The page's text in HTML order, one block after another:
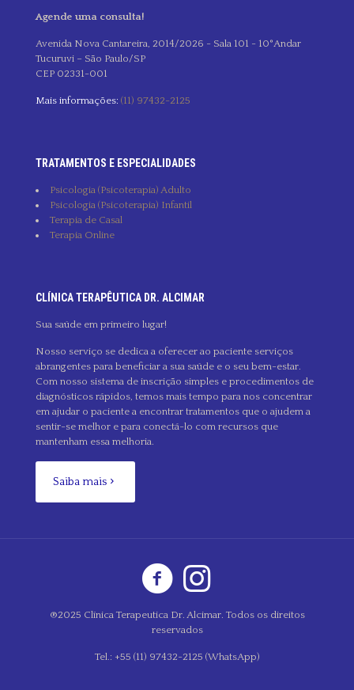
Agende uma consulta!
Avenida Nova Cantareira, 2014/2026 - Sala 101 - 10°Andar
Tucuruvi – São Paulo/SP
CEP 02331-001
Mais informações: (11) 97432-2125
TRATAMENTOS E ESPECIALIDADES
Psicologia (Psicoterapia) Adulto
Psicologia (Psicoterapia) Infantil
Terapia de Casal
Terapia Online
CLÍNICA TERAPÊUTICA DR. ALCIMAR
Sua saúde em primeiro lugar!
Nosso serviço se dedica a oferecer ao paciente serviços
abrangentes para beneficiar a sua saúde e o seu bem-estar.
Com nosso sistema de inscrição simples e procedimentos de
diagnósticos rápidos, temos mais tempo para nos concentrar
em ajudar o paciente a encontrar tratamentos que o ajudem a
sentir-se melhor e para conectá-lo com recursos que
mantenham essa melhoria.
Saiba mais
®2025 Clínica Terapeutica Dr. Alcimar. Todos os direitos
reservados
Tel.: +55 (11) 97432-2125 (WhatsApp)